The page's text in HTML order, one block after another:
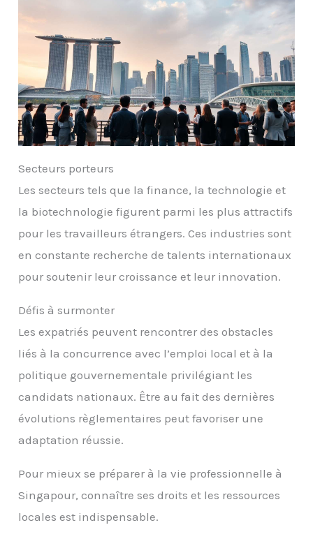
Secteurs porteurs
Les secteurs tels que la finance, la technologie et
la biotechnologie figurent parmi les plus attractifs
pour les travailleurs étrangers. Ces industries sont
en constante recherche de talents internationaux
pour soutenir leur croissance et leur innovation.
Défis à surmonter
Les expatriés peuvent rencontrer des obstacles
liés à la concurrence avec l’emploi local et à la
politique gouvernementale privilégiant les
candidats nationaux. Être au fait des dernières
évolutions règlementaires peut favoriser une
adaptation réussie.
Pour mieux se préparer à la vie professionnelle à
Singapour, connaître ses droits et les ressources
locales est indispensable.